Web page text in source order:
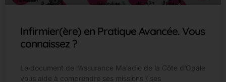
Infirmier(ère) en Pratique Avancée. Vous
connaissez ?
Le document de l’Assurance Maladie de la Côte d’Opale
vous aide à comprendre ses missions / ses